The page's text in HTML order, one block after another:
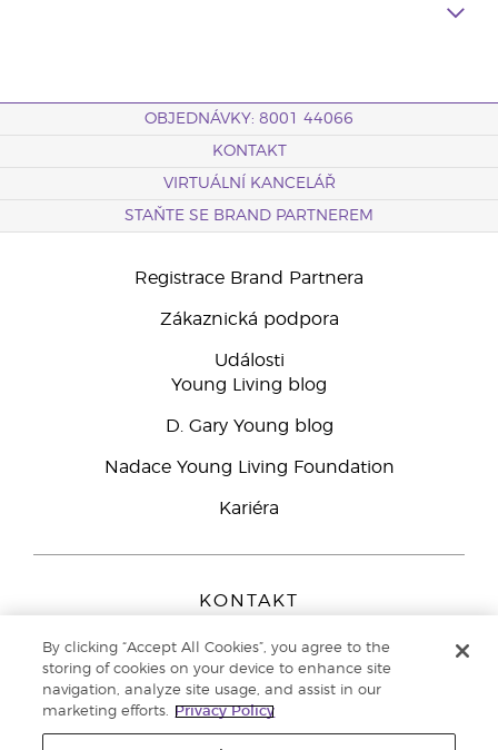
OBJEDNÁVKY: 8001 44066
KONTAKT
VIRTUÁLNÍ KANCELÁŘ
STAŇTE SE BRAND PARTNEREM
Registrace Brand Partnera
Zákaznická podpora
Události
Young Living blog
D. Gary Young blog
Nadace Young Living Foundation
Kariéra
KONTAKT
Peizerweg 97
9727 AJ Groningen
Netherlands
Zákaznická podpora800 144 066
By clicking “Accept All Cookies”, you agree to the
storing of cookies on your device to enhance site
navigation, analyze site usage, and assist in our
marketing efforts.
Privacy Policy